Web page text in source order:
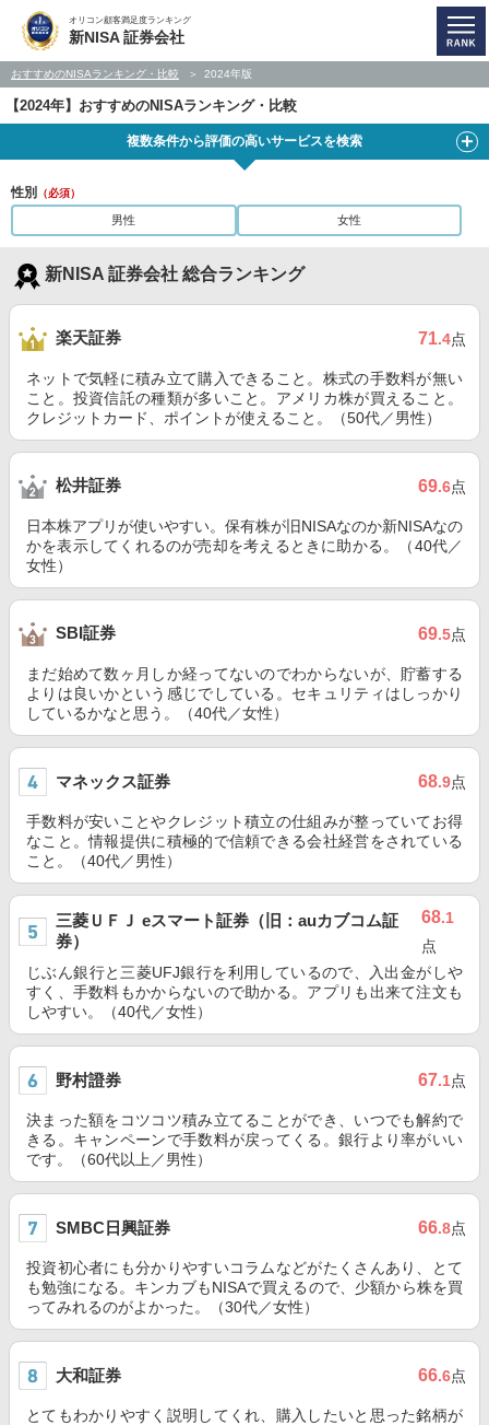
オリコン顧客満足度ランキング
新NISA 証券会社
おすすめのNISAランキング・比較 2024年版
【2024年】おすすめのNISAランキング・比較
複数条件から評価の高いサービスを検索
性別 （必須）
男性 女性
新NISA 証券会社 総合ランキング
楽天証券 71.4点
ネットで気軽に積み立て購入できること。株式の手数料が無い
こと。投資信託の種類が多いこと。アメリカ株が買えること。
クレジットカード、ポイントが使えること。（50代／男性）
松井証券 69.6点
日本株アプリが使いやすい。保有株が旧NISAなのか新NISAなの
かを表示してくれるのが売却を考えるときに助かる。（40代／
女性）
SBI証券 69.5点
まだ始めて数ヶ月しか経ってないのでわからないが、貯蓄する
よりは良いかという感じでしている。セキュリティはしっかり
しているかなと思う。（40代／女性）
マネックス証券 68.9点
手数料が安いことやクレジット積立の仕組みが整っていてお得
なこと。情報提供に積極的で信頼できる会社経営をされている
こと。（40代／男性）
三菱ＵＦＪ eスマート証券（旧：auカブコム証
券）
68.1
点
じぶん銀行と三菱UFJ銀行を利用しているので、入出金がしや
すく、手数料もかからないので助かる。アプリも出来て注文も
しやすい。（40代／女性）
野村證券 67.1点
決まった額をコツコツ積み立てることができ、いつでも解約で
きる。キャンペーンで手数料が戻ってくる。銀行より率がいい
です。（60代以上／男性）
SMBC日興証券 66.8点
投資初心者にも分かりやすいコラムなどがたくさんあり、とて
も勉強になる。キンカブもNISAで買えるので、少額から株を買
ってみれるのがよかった。（30代／女性）
大和証券 66.6点
とてもわかりやすく説明してくれ、購入したいと思った銘柄が